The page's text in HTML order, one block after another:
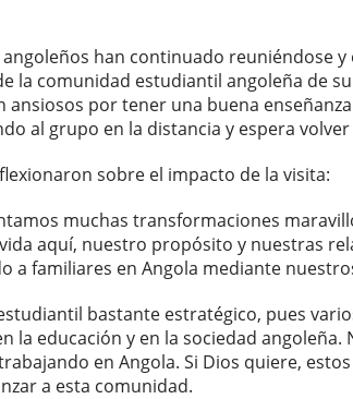
han continuado reuniéndose
la comunidad estudiantil angoleña de
por tener una buena
al grupo en la distancia y espera
sobre el impacto de la visita:
muchas transformaciones
aquí, nuestro propósito y nuestras
a familiares en Angola mediante
bastante estratégico, pues
la educación y en la sociedad
en Angola. Si Dios quiere,
a esta comunidad.